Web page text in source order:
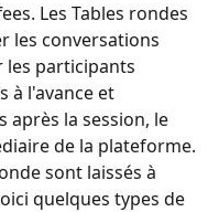
Les Tables rondes
les conversations
les participants
à l'avance et
la session, le
de la plateforme.
sont laissés à
quelques types de